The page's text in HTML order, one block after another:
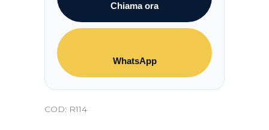
Chiama ora
WhatsApp
COD: R114